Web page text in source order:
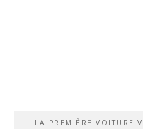
LA PREMIÈRE VOITURE